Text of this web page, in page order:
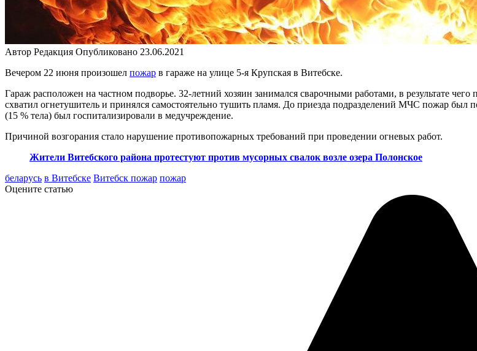
Автор Редакция Опубликовано 23.06.2021
Вечером 22 июня произошел пожар в гараже на улице 5-я Крупская в Витебске.
Гараж расположен на частном подворье. 32-летний хозяин занимался сварочными работами, в результате
схватил огнетушитель и принялся самостоятельно тушить пламя. До приезда подразделений МЧС пожар
(15 % тела) был госпитализировали в медучреждение.
Причиной возгорания стало нарушение противопожарных требований при проведении огневых работ.
Жители Витебского района протестуют против мусорных свалок возле озера Полонское
беларусь в Витебске Витебск пожар пожар
Оцените статью